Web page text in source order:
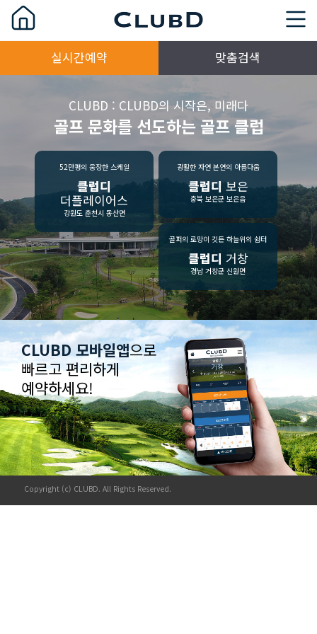
실시간예약 맞춤검색
CLUBD : CLUBD의 시작은, 미래다
골프 문화를 선도하는 골프 클럽
52만평의 웅장한 스케일
클럽디
더플레이어스
강원도 춘천시 동산면
광활한 자연 본연의 아름다움
클럽디 보은
충북 보은군 보은읍
골퍼의 로망이 깃든 하늘위의 쉼터
클럽디 거창
경남 거창군 신원면
CLUBD 모바일앱으로
빠르고 편리하게
예약하세요!
Copyright (c) CLUBD. All Rights Reserved.